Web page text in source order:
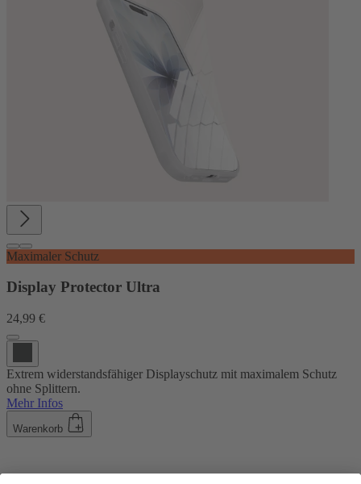
Maximaler Schutz
Display Protector Ultra
24,99 €
Extrem widerstandsfähiger Displayschutz mit maximalem Schutz
ohne Splittern.
Mehr Infos
Warenkorb